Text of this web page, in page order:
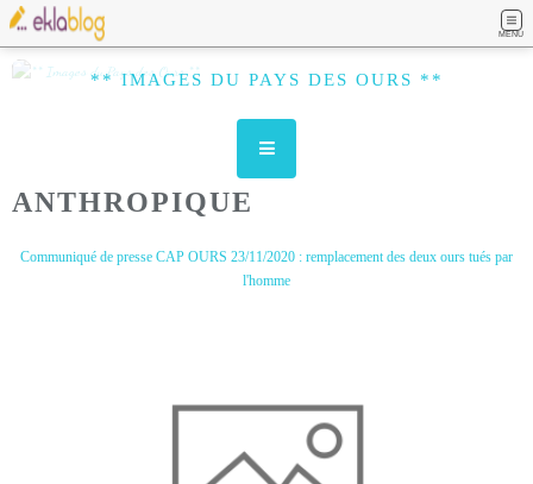
MENU
** IMAGES DU PAYS DES OURS **
ANTHROPIQUE
Communiqué de presse CAP OURS 23/11/2020 : remplacement des deux ours tués par
l'homme